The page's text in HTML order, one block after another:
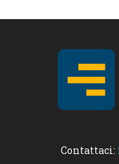
Contattaci: